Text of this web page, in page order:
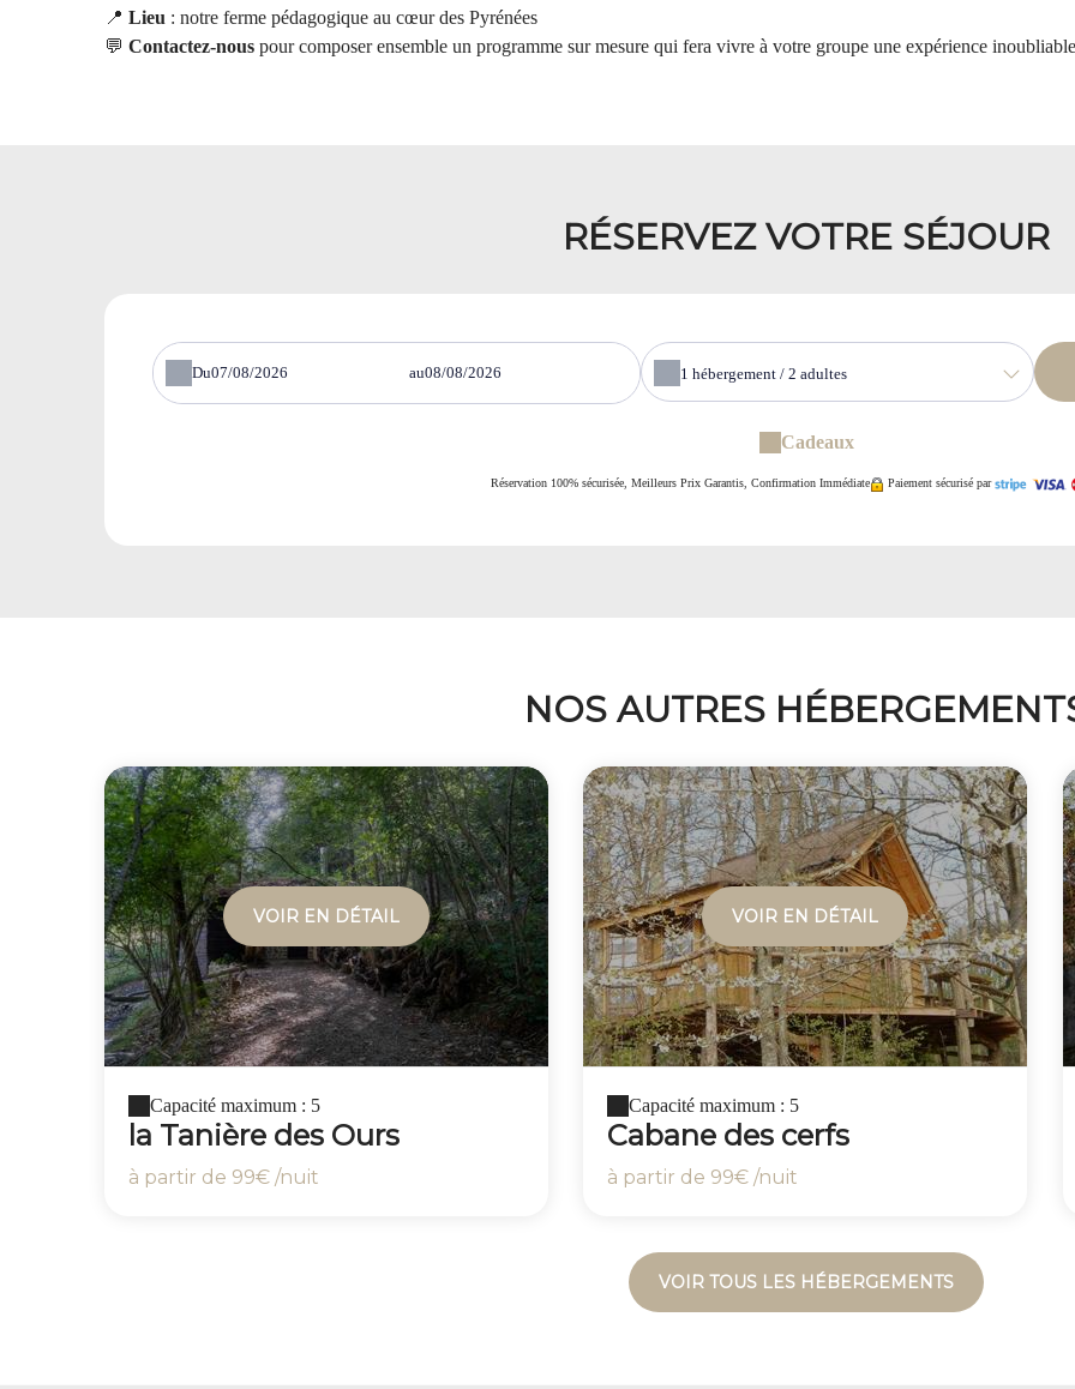
📍 Lieu : notre ferme pédagogique au cœur des Pyrénées
💬 Contactez-nous pour composer ensemble un programme sur mesure qui fera vivre à votre groupe une expérience
RÉSERVEZ VOTRE SÉJOUR
Du au 1 hébergement / 2 adultes
Cadeaux
Réservation 100% sécurisée, Meilleurs Prix Garantis, Confirmation Immédiate Paiement sécurisé par
NOS AUTRES
VOIR EN DÉTAIL
Capacité maximum : 5
la Tanière des Ours
à partir de 99€ /nuit
VOIR EN DÉTAIL
Capacité maximum : 5
Cabane des cerfs
à partir de 99€ /nuit
VOIR TOUS LES HÉBERGEMENTS